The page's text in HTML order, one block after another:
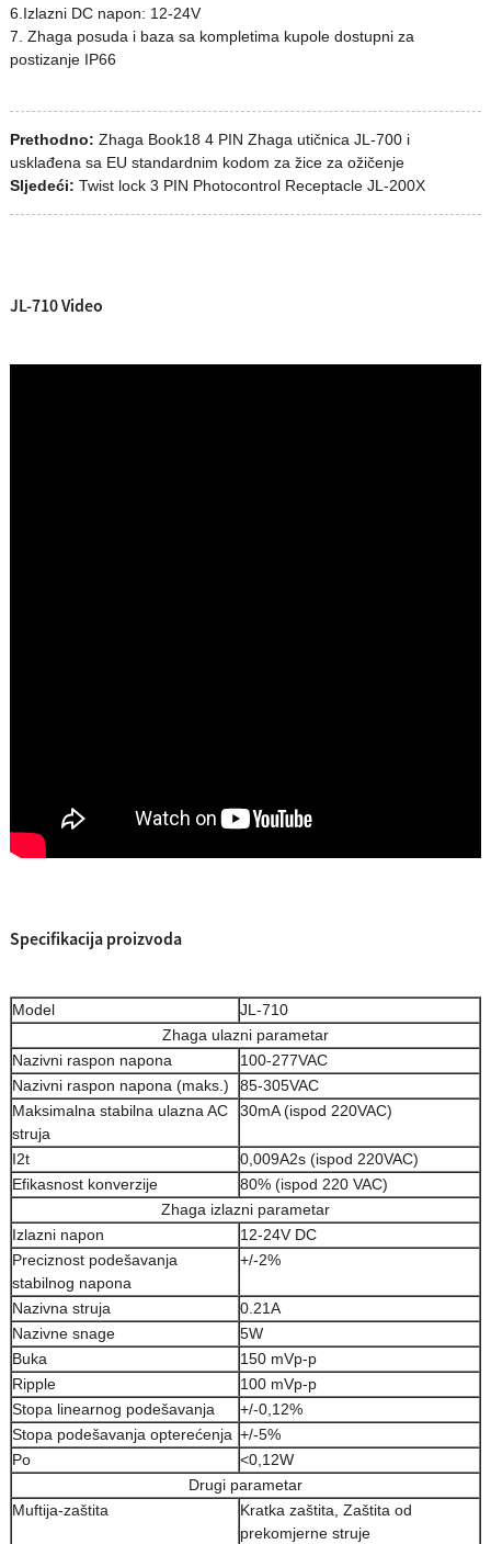
6.Izlazni DC napon: 12-24V
7. Zhaga posuda i baza sa kompletima kupole dostupni za
postizanje IP66
Prethodno: Zhaga Book18 4 PIN Zhaga utičnica JL-700 i
usklađena sa EU standardnim kodom za žice za ožičenje
Sljedeći: Twist lock 3 PIN Photocontrol Receptacle JL-200X
JL-710 Video
Specifikacija proizvoda
Model
JL-710
Zhaga ulazni parametar
Nazivni raspon napona
100-277VAC
Nazivni raspon napona (maks.)
85-305VAC
Maksimalna stabilna ulazna AC
struja
30mA (ispod 220VAC)
I2t
0,009A2s (ispod 220VAC)
Efikasnost konverzije
80% (ispod 220 VAC)
Zhaga izlazni parametar
Izlazni napon
12-24V DC
Preciznost podešavanja
stabilnog napona
+/-2%
Nazivna struja
0.21A
Nazivne snage
5W
Buka
150 mVp-p
Ripple
100 mVp-p
Stopa linearnog podešavanja
+/-0,12%
Stopa podešavanja opterećenja +/-5%
Po
<0,12W
Drugi parametar
Muftija-zaštita
Kratka zaštita, Zaštita od
prekomjerne struje